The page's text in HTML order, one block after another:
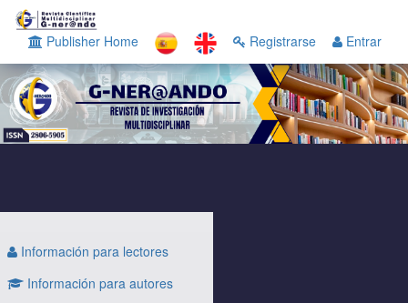
Navegación
principal
Contenido
principal
Barra
lateral
Publisher Home Registrarse Entrar
Información para lectores
Información para autores